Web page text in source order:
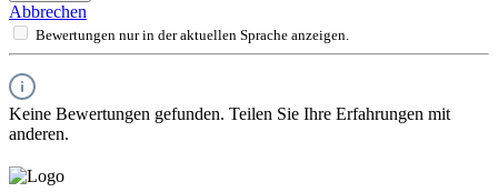
Abbrechen
Bewertungen nur in der aktuellen Sprache anzeigen.
Keine Bewertungen gefunden. Teilen Sie Ihre Erfahrungen mit
anderen.